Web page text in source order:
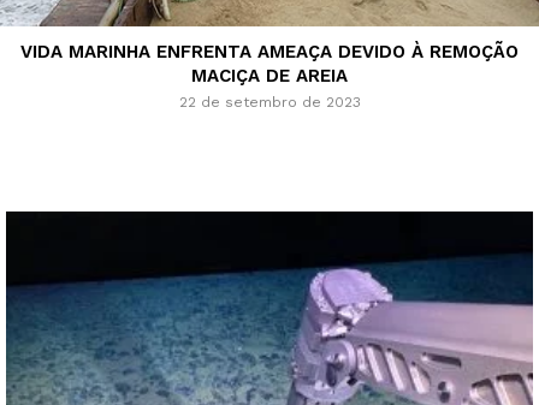
VIDA MARINHA ENFRENTA AMEAÇA DEVIDO À REMOÇÃO
MACIÇA DE AREIA
22 de setembro de 2023